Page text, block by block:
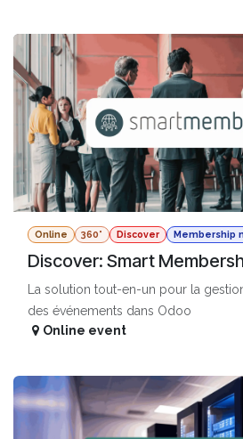
Online 360° Discover Membership
Discover: Smart
La solution tout-en-un pour la
des événements dans Odoo
Online event